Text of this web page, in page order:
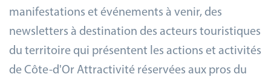
manifestations et événements à venir, des
newsletters à destination des acteurs touristiques
du territoire qui présentent les actions et activités
de Côte-d'Or Attractivité réservées aux pros du